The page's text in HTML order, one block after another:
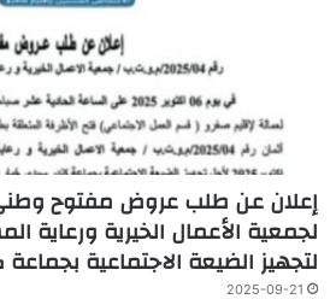
لجمعية الأعمال الخيرية ورعاية
لتجهيز الضيعة الاجتماعية
2025-09-21